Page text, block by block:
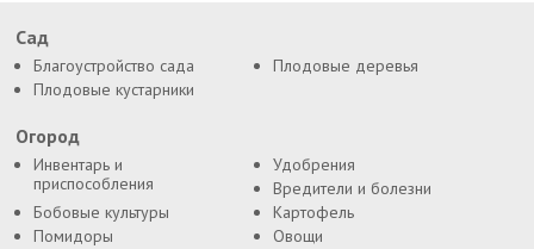
Сад
Благоустройство сада
Плодовые деревья
Плодовые кустарники
Огород
Инвентарь и
приспособления
Удобрения
Вредители и болезни
Бобовые культуры
Картофель
Помидоры
Овощи